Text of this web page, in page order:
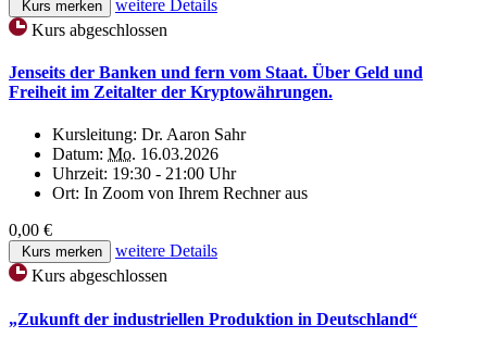
Kurs merken
weitere Details
Kurs abgeschlossen
Jenseits der Banken und fern vom Staat. Über Geld und
Freiheit im Zeitalter der Kryptowährungen.
Kursleitung: Dr. Aaron Sahr
Datum: Mo. 16.03.2026
Uhrzeit: 19:30 - 21:00 Uhr
Ort: In Zoom von Ihrem Rechner aus
0,00 €
Kurs merken
weitere Details
Kurs abgeschlossen
„Zukunft der industriellen Produktion in Deutschland“